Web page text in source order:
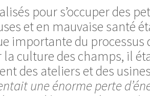
pour s’occuper des
et en mauvaise santé
importante du processus
culture des champs, il
des ateliers et des
une énorme perte